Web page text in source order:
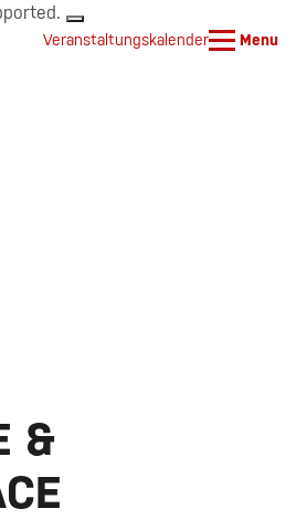
Veranstaltungskalender Menu
&